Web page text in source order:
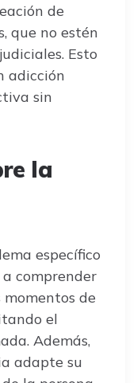
de
que no estén
Esto
adicción
sin
la
específico
comprender
momentos de
el
Además,
adapte su